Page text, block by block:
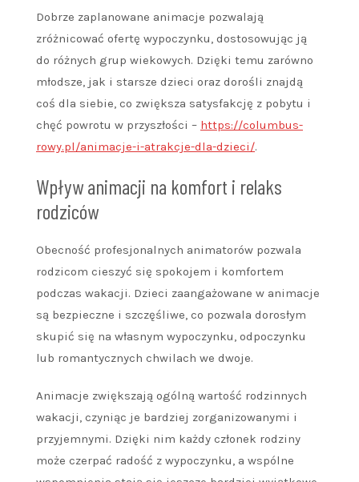
Dobrze zaplanowane animacje pozwalają
zróżnicować ofertę wypoczynku, dostosowując ją
do różnych grup wiekowych. Dzięki temu zarówno
młodsze, jak i starsze dzieci oraz dorośli znajdą
coś dla siebie, co zwiększa satysfakcję z pobytu i
chęć powrotu w przyszłości – https://columbus-
rowy.pl/animacje-i-atrakcje-dla-dzieci/.
Wpływ animacji na komfort i relaks
rodziców
Obecność profesjonalnych animatorów pozwala
rodzicom cieszyć się spokojem i komfortem
podczas wakacji. Dzieci zaangażowane w animacje
są bezpieczne i szczęśliwe, co pozwala dorosłym
skupić się na własnym wypoczynku, odpoczynku
lub romantycznych chwilach we dwoje.
Animacje zwiększają ogólną wartość rodzinnych
wakacji, czyniąc je bardziej zorganizowanymi i
przyjemnymi. Dzięki nim każdy członek rodziny
może czerpać radość z wypoczynku, a wspólne